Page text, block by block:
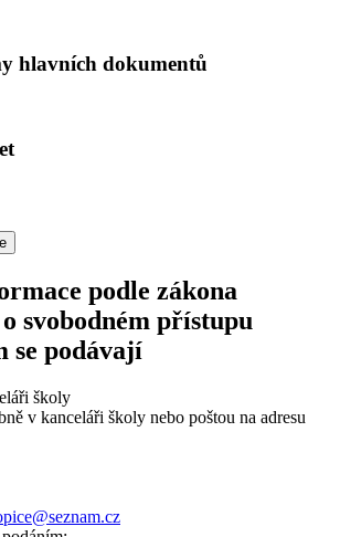
hlavních dokumentů
podle zákona
o svobodném přístupu
se podávají
školy
v kanceláři školy nebo poštou na adresu